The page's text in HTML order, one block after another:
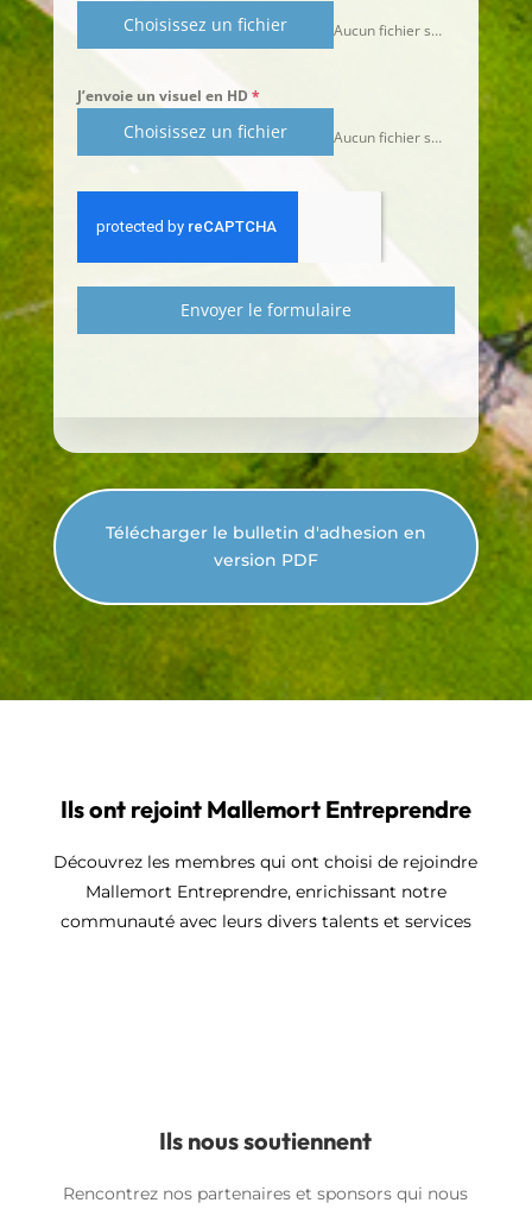
Choisissez un fichier Aucun fichier sélectionné
J’envoie un visuel en HD*
Choisissez un fichier Aucun fichier sélectionné
Envoyer le formulaire
Télécharger le bulletin d'adhesion en
version PDF
Ils ont rejoint Mallemort Entreprendre
Découvrez les membres qui ont choisi de rejoindre
Mallemort Entreprendre, enrichissant notre
communauté avec leurs divers talents et services
Ils nous soutiennent
Rencontrez nos partenaires et sponsors qui nous